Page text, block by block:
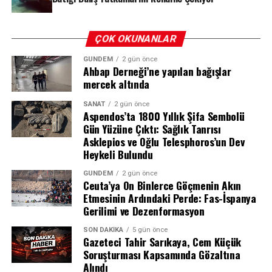
· Sonsuz Kaydırma (Infinite Scroll): Kullanıcıların akışta
neden olan sistem.
· Otomatik Oynatma (Autoplay): Videoların kullanıcı
müdahalesi olmadan ardı ardına oynatılması.
· Kişiselleştirilmiş İçerik Önerileri: Algoritmaların
kullanıcıyı ekranda tutmak için tasarlanmış öneriler
sunması.
· Bildirimler (Push Notifications): Sürekli gelen
uyarılarla kullanıcının dikkatinin dağılması ve
uygulamaya geri dönmesinin teşvik edilmesi.
Komisyon, bu özelliklerin kullanıcıların beynini
“otopilot moduna” soktuğunu ve sağlıksız alışkanlıklar
ile kompulsif kullanıma yol açtığını vurguladı.
REKLAM
GİRİŞ: BİR ZORAKİ EVLİLİĞİN HİKÂYESİ
Samsung ve Google arasındaki ittifak, görünürde
“Android’in yükselişi” için atılmış sağlam bir adım gibi
ÇOK OKUNANLAR
GÜNDEM 2 gün önce
Ahbap Derneği’ne yapılan bağışlar
mercek altında
SANAT 2 gün önce
Aspendos’ta 1800 Yıllık Şifa Sembolü
Gün Yüzüne Çıktı: Sağlık Tanrısı
Asklepios ve Oğlu Telesphoros’un Dev
Heykeli Bulundu
GÜNDEM 2 gün önce
Ceuta’ya On Binlerce Göçmenin Akın
Etmesinin Ardındaki Perde: Fas-İspanya
Gerilimi ve Dezenformasyon
SON DAKIKA 5 gün önce
Gazeteci Tahir Sarıkaya, Cem Küçük
Soruşturması Kapsamında Gözaltına
Alındı